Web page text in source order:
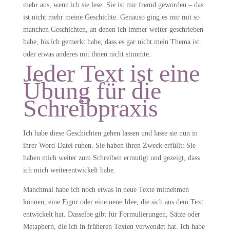
mehr aus, wenn ich sie lese. Sie ist mir fremd geworden – das
ist nicht mehr meine Geschichte. Genauso ging es mir mit so
manchen Geschichten, an denen ich immer weiter geschrieben
habe, bis ich gemerkt habe, dass es gar nicht mein Thema ist
oder etwas anderes mit ihnen nicht stimmte.
Jeder Text ist eine
Übung für die
Schreibpraxis
Ich habe diese Geschichten gehen lassen und lasse sie nun in
ihrer Word-Datei ruhen. Sie haben ihren Zweck erfüllt: Sie
haben mich weiter zum Schreiben ermutigt und gezeigt, dass
ich mich weiterentwickelt habe.
Manchmal habe ich noch etwas in neue Texte mitnehmen
können, eine Figur oder eine neue Idee, die sich aus dem Text
entwickelt hat. Dasselbe gibt für Formulierungen, Sätze oder
Metaphern, die ich in früheren Texten verwendet hat. Ich habe